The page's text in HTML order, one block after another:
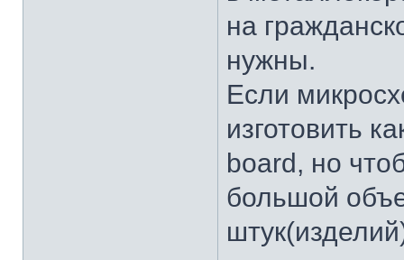
на
нужны.
Если
изготовить
board, но
большой